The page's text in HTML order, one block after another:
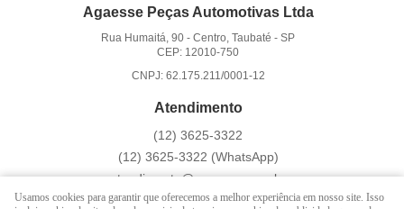
Agaesse Peças Automotivas Ltda
Rua Humaitá, 90 -Centro, Taubaté -SP
CEP: 12010-750
CNPJ: 62.175.211/0001-12
Atendimento
(12) 3625-3322
(12) 3625-3322 (WhatsApp)
atendimento@agaesse.com.br
Usamos cookies para garantir que oferecemos a melhor experiência em nosso site. Isso